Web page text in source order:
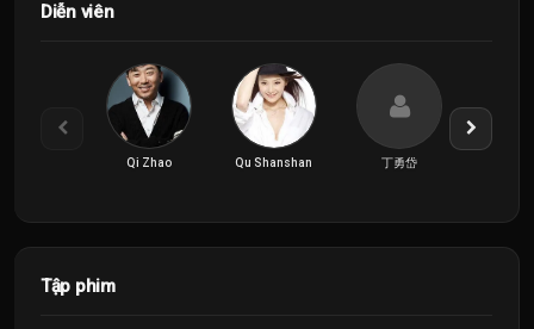
Diễn viên
Qi Zhao Qu Shanshan 丁勇岱
Tập phim